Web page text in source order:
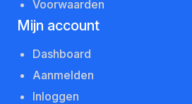
Voorwaarden
Mijn account
Dashboard
Aanmelden
Inloggen